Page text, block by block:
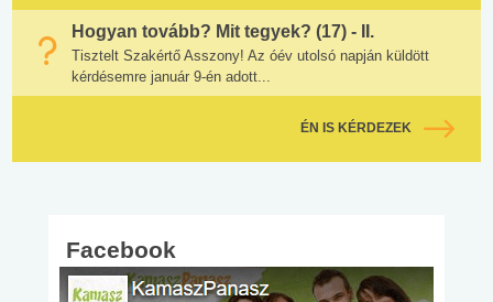
Hogyan tovább? Mit tegyek? (17) - II.
Tisztelt Szakértő Asszony! Az óév utolsó napján küldött
kérdésemre január 9-én adott...
ÉN IS KÉRDEZEK
Facebook